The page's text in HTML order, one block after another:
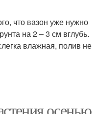
что вазон уже нужно
на 2 – 3 см вглубь.
влажная, полив не